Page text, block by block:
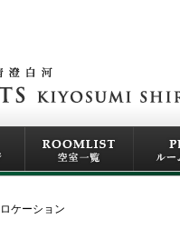
ロケーション